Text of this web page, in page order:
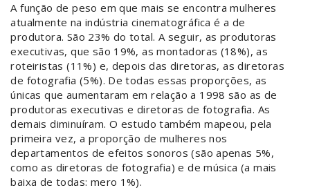
A função de peso em que mais se encontra mulheres
atualmente na indústria cinematográfica é a de
produtora. São 23% do total. A seguir, as produtoras
executivas, que são 19%, as montadoras (18%), as
roteiristas (11%) e, depois das diretoras, as diretoras
de fotografia (5%). De todas essas proporções, as
únicas que aumentaram em relação a 1998 são as de
produtoras executivas e diretoras de fotografia. As
demais diminuíram. O estudo também mapeou, pela
primeira vez, a proporção de mulheres nos
departamentos de efeitos sonoros (são apenas 5%,
como as diretoras de fotografia) e de música (a mais
baixa de todas: mero 1%).